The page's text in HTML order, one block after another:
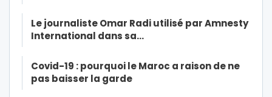
Le journaliste Omar Radi utilisé par Amnesty
International dans sa…
Covid-19 : pourquoi le Maroc a raison de ne
pas baisser la garde